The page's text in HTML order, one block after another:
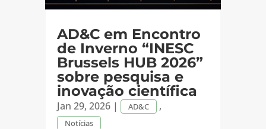
AD&C em Encontro
de Inverno “INESC
Brussels HUB 2026”
sobre pesquisa e
inovação científica
Jan 29, 2026| AD&C ,
Notícias